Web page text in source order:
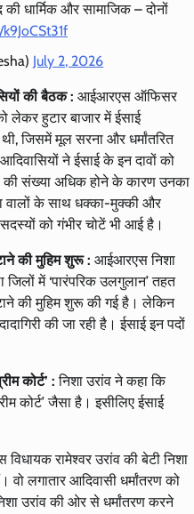
धार्मिक और सामाजिक – दोनों
July 2, 2026
की बैठक : आईआरएस ऑफिसर
लेकर हुटार बाजार में ईसाई
जिसमें मूल सरना और धर्मांतरित
ने ईसाई के इन दावों को
की संख्या अधिक होने के कारण उनका
वालों के साथ धक्का-मुक्की और
को गंभीर चोटें भी आई है।
की मुहिम शुरू : आईआरएस निशा
में ‘पारंपरिक उलगुलान’ तहत
की मुहिम शुरू की गई है। लेकिन
की जा रही है। ईसाई इन पदों
कोर्ट’ : निशा उरांव ने कहा कि
कोर्ट’ जैसा है। इसीलिए ईसाई
विधायक रामेश्वर उरांव की बेटी निशा
वो लगातार आदिवासी धर्मांतरण को
उरांव की ओर से धर्मांतरण करने